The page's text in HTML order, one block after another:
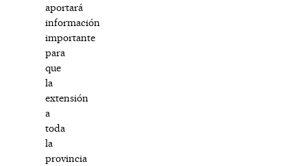
aportará
información
importante
para
que
la
extensión
a
toda
la
provincia